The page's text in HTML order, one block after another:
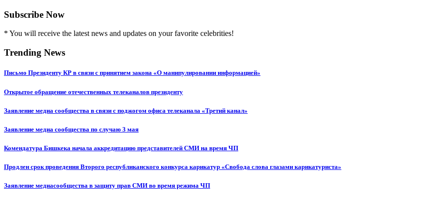
Subscribe Now
* You will receive the latest news and updates on your favorite celebrities!
Trending News
Письмо Президенту КР в связи с принятием закона «О манипулировании информацией»
Открытое обращение отечественных телеканалов президенту
Заявление медиа сообщества в связи с поджогом офиса телеканала «Третий канал»
Заявление медиа сообщества по случаю 3 мая
Комендатура Бишкека начала аккредитацию представителей СМИ на время ЧП
Продлен срок проведения Второго республиканского конкурса карикатур «Свобода слова глазами карикатуриста»
Заявление медиасообщества в защиту прав СМИ во время режима ЧП